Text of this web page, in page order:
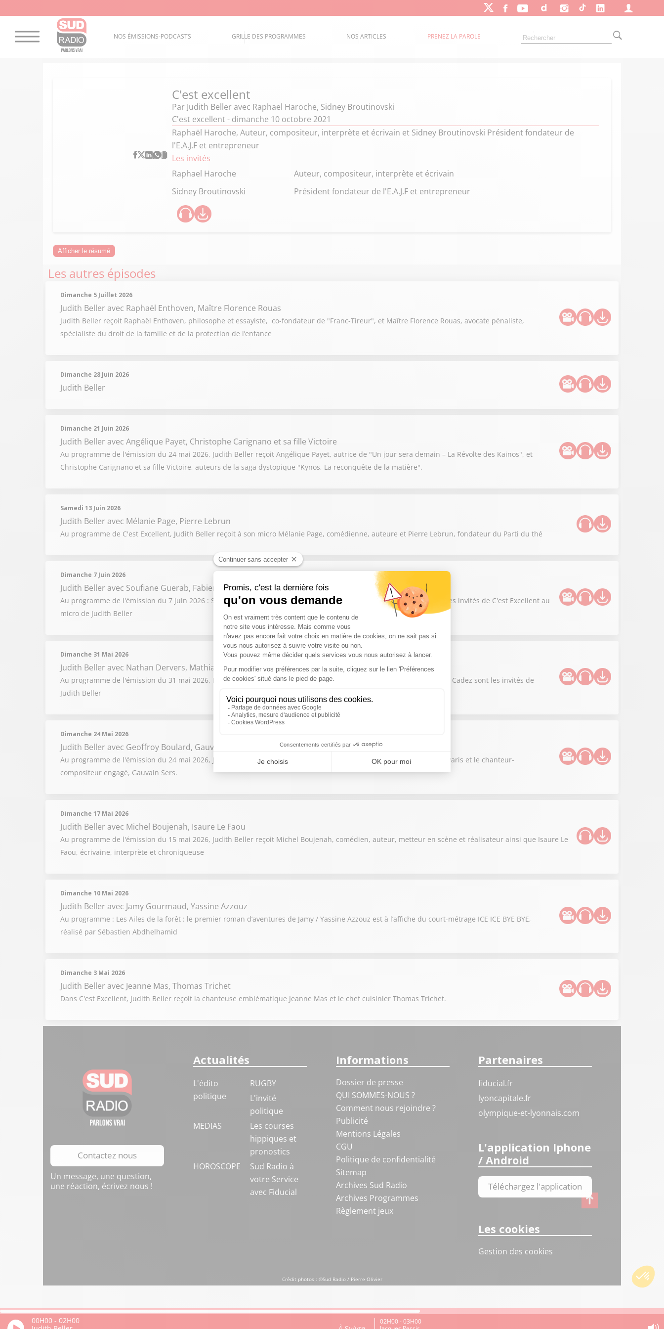
NOS ÉMISSIONS-PODCASTS GRILLE DES PROGRAMMES NOS ARTICLES PRENEZ LA PAROLE
C'est excellent
Par Judith Beller avec Raphael Haroche, Sidney Broutinovski
C'est excellent - dimanche 10 octobre 2021
Raphaël Haroche, Auteur, compositeur, interprète et écrivain et Sidney Broutinovski Président fondateur de
l'E.A.J.F et entrepreneur
Les invités
Raphael Haroche
Auteur, compositeur, interprète et écrivain
Sidney Broutinovski
Président fondateur de l'E.A.J.F et entrepreneur
Afficher le résumé
Les autres épisodes
Dimanche 5 Juillet 2026
Judith Belleravec Raphaël Enthoven, Maître Florence Rouas
Judith Beller reçoit Raphaël Enthoven, philosophe et essayiste, co-fondateur de "Franc-Tireur", et Maître Florence Rouas, avocate pénaliste,
spécialiste du droit de la famille et de la protection de l’enfance
Dimanche 28 Juin 2026
Judith Beller
Dimanche 21 Juin 2026
Judith Beller avec Angélique Payet, Christophe Carignano et sa fille Victoire
Au programme de l'émission du 24 mai 2026, Judith Beller reçoit Angélique Payet, autrice de "Un jour sera demain – La Révolte des Kainos", et
Christophe Carignano et sa fille Victoire, auteurs de la saga dystopique "Kynos, La reconquête de la matière".
Samedi 13 Juin 2026
Judith Beller avec Mélanie Page, Pierre Lebrun
Au programme de C'est Excellent, Judith Beller reçoit à son micro Mélanie Page, comédienne, auteure et Pierre Lebrun, fondateur du Parti du thé
Dimanche 7 Juin 2026
Judith Beller avec Soufiane Guerab, Fabien Richard
Au programme de l'émission du 7 juin 2026 : Soufiane Guerab, acteur et Fabien Richard auteur de "Fils de Flic" sont les invités de C'est Excellent au
micro de Judith Beller
Dimanche 31 Mai 2026
Judith Beller avec Nathan Dervers, Mathias et Julien Cadez
Au programme de l'émission du 31 mai 2026, Nathan Dervers, Philosophe, essayiste et romancier et Mathias et Julien Cadez sont les invités de
Judith Beller
Dimanche 24 Mai 2026
Judith Beller avec Geoffroy Boulard, Gauvain Sers
Au programme de l'émission du 24 mai 2026, Judith Beller reçoit Geoffroy Boulard, maire du 17e arrondissement de Paris et le chanteur-
compositeur engagé, Gauvain Sers.
Dimanche 17 Mai 2026
Judith Beller avec Michel Boujenah, Isaure Le Faou
Au programme de l'émission du 15 mai 2026, Judith Beller reçoit Michel Boujenah, comédien, auteur, metteur en scène et réalisateur ainsi que Isaure Le
Faou, écrivaine, interprète et chroniqueuse
Dimanche 10 Mai 2026
Judith Beller avec Jamy Gourmaud, Yassine Azzouz
Au programme : Les Ailes de la forêt : le premier roman d’aventures de Jamy / Yassine Azzouz est à l’affiche du court-métrage ICE ICE BYE BYE,
réalisé par Sébastien Abdhelhamid
Dimanche 3 Mai 2026
Judith Beller avec Jeanne Mas, Thomas Trichet
Dans C'est Excellent, Judith Beller reçoit la chanteuse emblématique Jeanne Mas et le chef cuisinier Thomas Trichet.
Contactez nous
Un message, une question,
une réaction, écrivez nous !
Actualités
L'édito
politique
RUGBY
L'invité
politique
MEDIAS
Les courses
hippiques et
pronostics
HOROSCOPE
Sud Radio à
votre Service
avec Fiducial
Informations
Dossier de presse
QUI SOMMES-NOUS ?
Comment nous rejoindre ?
Publicité
Mentions Légales
CGU
Politique de confidentialité
Sitemap
Archives Sud Radio
Archives Programmes
Règlement jeux
Partenaires
fiducial.fr
lyoncapitale.fr
olympique-et-lyonnais.com
L'application Iphone
/ Android
Téléchargez l'application
Les cookies
Gestion des cookies
Crédit photos : ©Sud Radio / Pierre Olivier
00H00 - 02H00
02H00 - 03H00